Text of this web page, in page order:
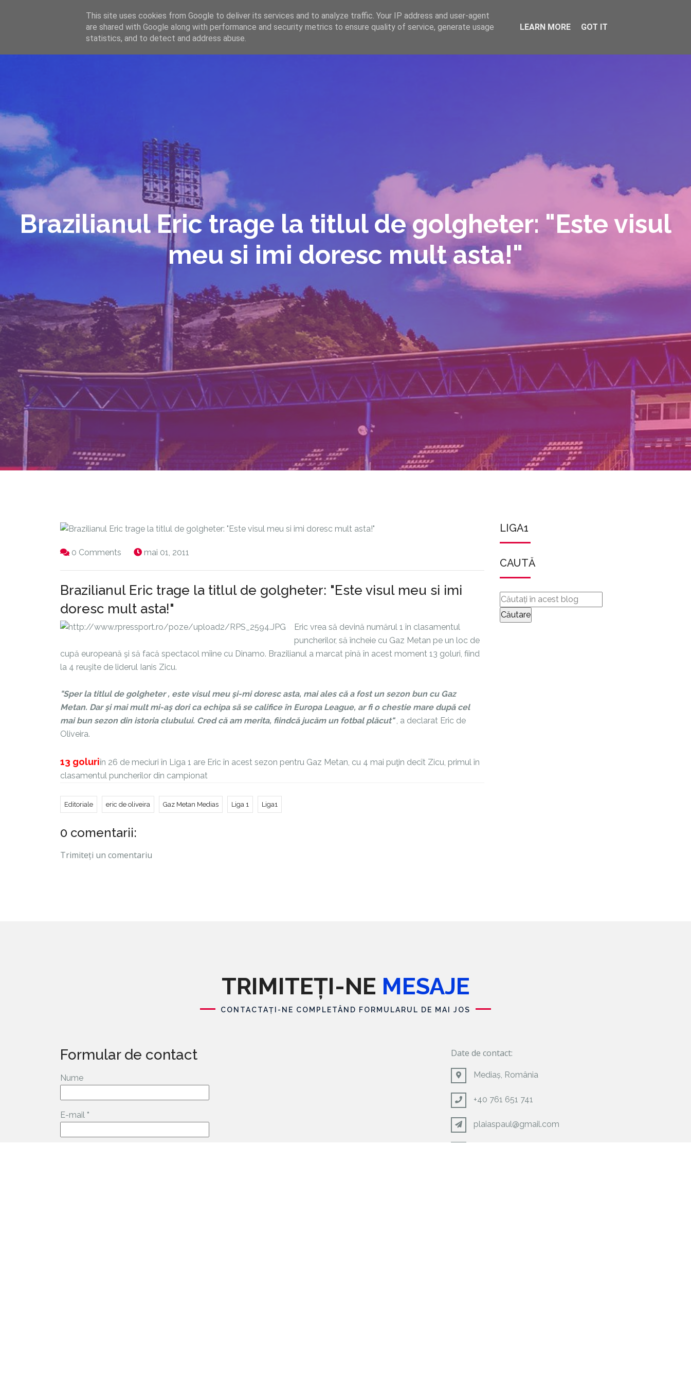
WWW.GAZISTI.RO HOME ARTICOLE DESPRE ECHIPĂ REPERE DONEAZĂ ARTICOLE CONTACT
Brazilianul Eric trage la titlul de golgheter: "Este visul
meu si imi doresc mult asta!"
0 Comments mai 01, 2011
Brazilianul Eric trage la titlul de golgheter: "Este visul meu si imi
doresc mult asta!"
Eric vrea să devină numărul 1 în clasamentul
puncherilor, să încheie cu Gaz Metan pe un loc de
cupă europeană şi să facă spectacol mîine cu Dinamo. Brazilianul a marcat pînă în acest moment 13 goluri, fiind
la 4 reuşite de liderul Ianis Zicu.
"Sper la titlul de golgheter , este visul meu şi-mi doresc asta, mai ales că a fost un sezon bun cu Gaz
Metan. Dar şi mai mult mi-aş dori ca echipa să se califice în Europa League, ar fi o chestie mare după cel
mai bun sezon din istoria clubului. Cred că am merita, fiindcă jucăm un fotbal plăcut", a declarat Eric de
Oliveira.
13 goluriîn 26 de meciuri în Liga 1 are Eric în acest sezon pentru Gaz Metan, cu 4 mai puţin decît Zicu, primul în
clasamentul puncherilor din campionat
Editoriale eric de oliveira Gaz Metan Medias Liga 1 Liga1
0 comentarii:
Trimiteți un comentariu
LIGA1
CAUTĂ
TRIMITEȚI-NE MESAJE
CONTACTAȚI-NE COMPLETÂND FORMULARUL DE MAI JOS
Formular de contact
Nume
E-mail *
Date de contact:
Mediaș, România
+40 761 651 741
plaiaspaul@gmail.com
This site uses cookies from Google to deliver its services and to analyze traffic. Your IP address and user-agent
are shared with Google along with performance and security metrics to ensure quality of service, generate usage
statistics, and to detect and address abuse.
LEARN MORE GOT IT